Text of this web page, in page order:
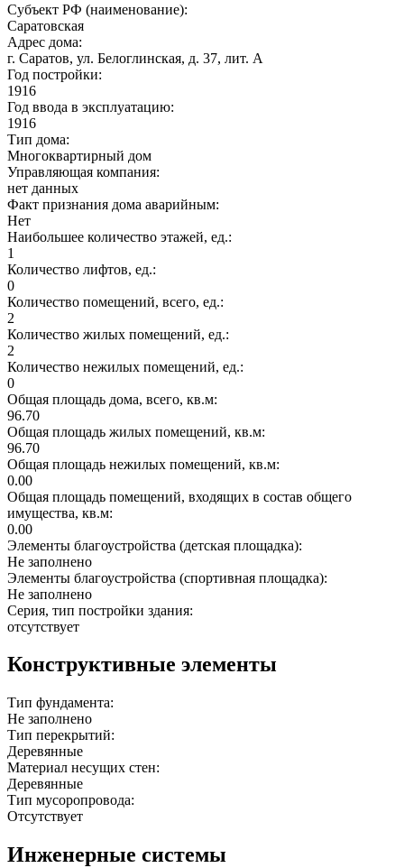
Субъект РФ (наименование):
Саратовская
Адрес дома:
г. Саратов, ул. Белоглинская, д. 37, лит. А
Год постройки:
1916
Год ввода в эксплуатацию:
1916
Тип дома:
Многоквартирный дом
Управляющая компания:
нет данных
Факт признания дома аварийным:
Нет
Наибольшее количество этажей, ед.:
1
Количество лифтов, ед.:
0
Количество помещений, всего, ед.:
2
Количество жилых помещений, ед.:
2
Количество нежилых помещений, ед.:
0
Общая площадь дома, всего, кв.м:
96.70
Общая площадь жилых помещений, кв.м:
96.70
Общая площадь нежилых помещений, кв.м:
0.00
Общая площадь помещений, входящих в состав общего
имущества, кв.м:
0.00
Элементы благоустройства (детская площадка):
Не заполнено
Элементы благоустройства (спортивная площадка):
Не заполнено
Серия, тип постройки здания:
отсутствует
Конструктивные элементы
Тип фундамента:
Не заполнено
Тип перекрытий:
Деревянные
Материал несущих стен:
Деревянные
Тип мусоропровода:
Отсутствует
Инженерные системы